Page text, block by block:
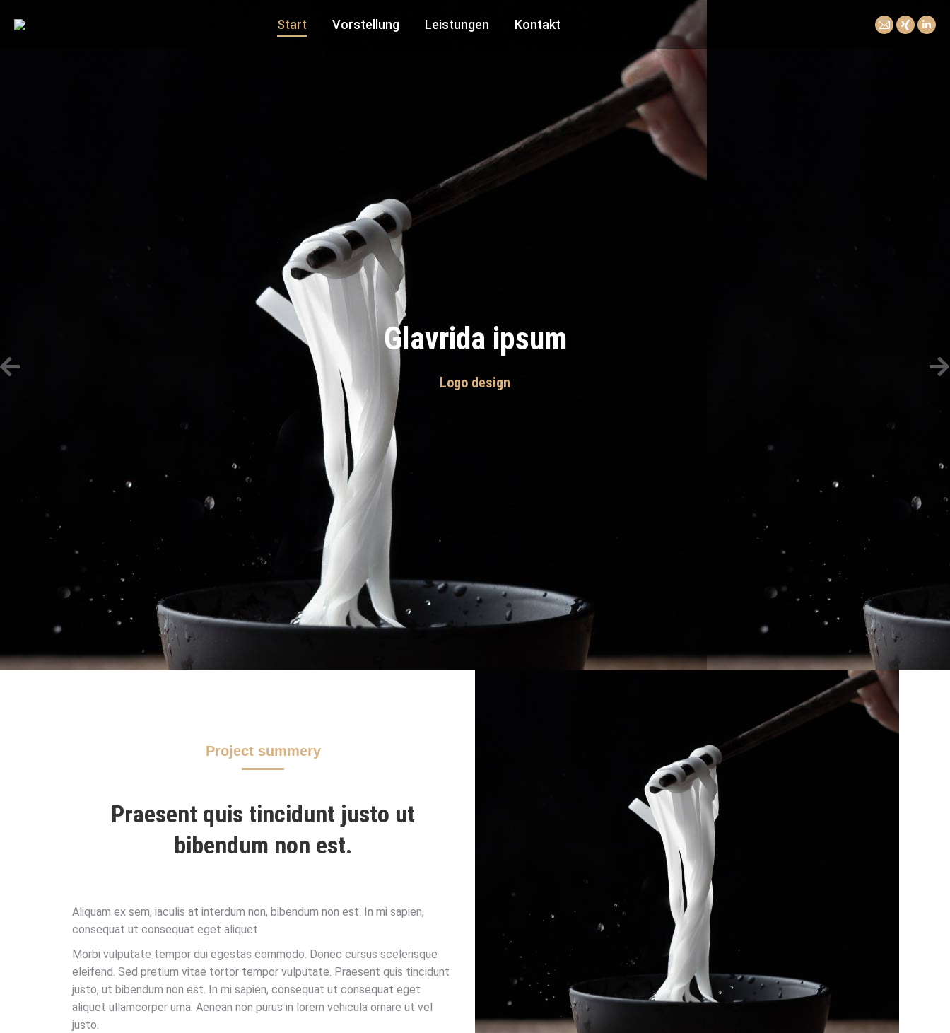
Start Vorstellung Leistungen Kontakt
Glavrida ipsum
Logo design
Project summery
Praesent quis tincidunt justo ut
bibendum non est.
Aliquam ex sem, iaculis at interdum non, bibendum non est. In mi sapien,
consequat ut consequat eget aliquet.
Morbi vulputate tempor dui egestas commodo. Donec cursus scelerisque
eleifend. Sed pretium vitae tortor tempor vulputate. Praesent quis tincidunt
justo, ut bibendum non est. In mi sapien, consequat ut consequat eget
aliquet ullamcorper urna. Aenean non purus in lorem vehicula ornare ut vel
justo.